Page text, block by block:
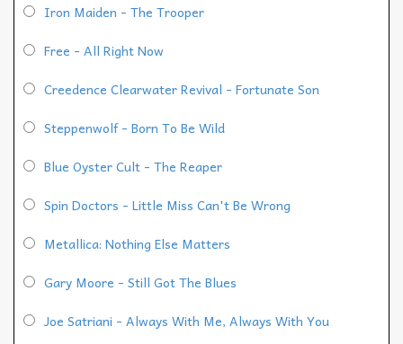
Iron Maiden - The Trooper
Free - All Right Now
Creedence Clearwater Revival - Fortunate Son
Steppenwolf - Born To Be Wild
Blue Oyster Cult - The Reaper
Spin Doctors - Little Miss Can't Be Wrong
Metallica: Nothing Else Matters
Gary Moore - Still Got The Blues
Joe Satriani - Always With Me, Always With You